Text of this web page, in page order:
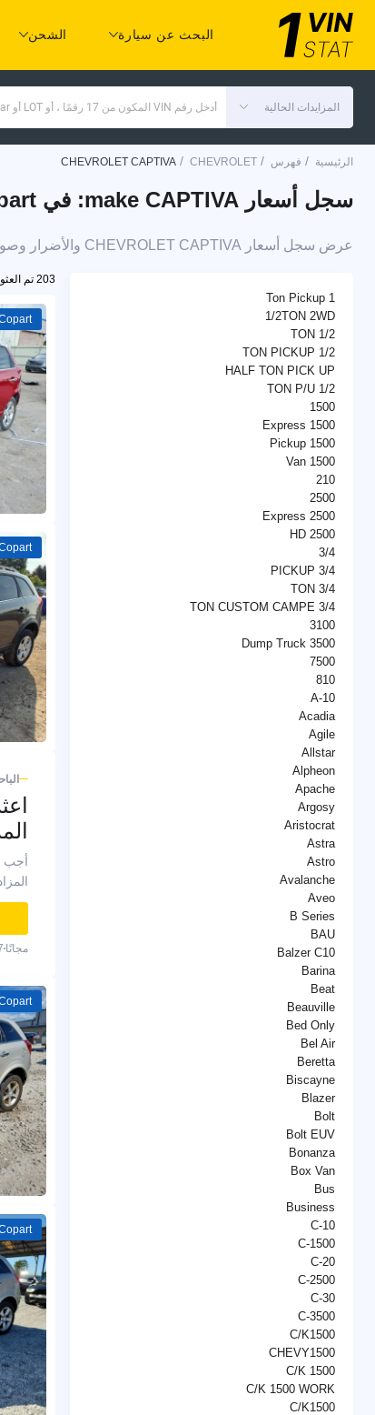
البحث عن سيارة الشحن
المزايدات الحالية أدخل رقم VIN المكون من 17 رقمًا ، أو LOT أو Make Model Year
الرئيسية / فهرس /
CHEVROLET
/
CHEVROLET CAPTIVA
سجل أسعار make CAPTIVA: في Copart و IAAI
عرض سجل أسعار CHEVROLET CAPTIVA والأضرار وصور المركبة في مزادات التأمين على السيارات
1 Ton Pickup
1/2TON 2WD
1/2 TON
1/2 TON PICKUP
HALF TON PICK UP
1/2 TON P/U
1500
1500 Express
1500 Pickup
1500 Van
210
2500
2500 Express
2500 HD
3/4
3/4 PICKUP
3/4 TON
3/4 TON CUSTOM CAMPE
3100
3500 Dump Truck
7500
810
A-10
Acadia
Agile
Allstar
Alpheon
Apache
Argosy
Aristocrat
Astra
Astro
Avalanche
Aveo
B Series
BAU
Balzer C10
Barina
Beat
Beauville
Bed Only
Bel Air
Beretta
Biscayne
Blazer
Bolt
Bolt EUV
Bonanza
Box Van
Bus
Business
C-10
C-1500
C-20
C-2500
C-30
C-3500
C/K1500
CHEVY1500
C/K 1500
C/K 1500 WORK
C/K1500
203 تم العثور على مركبات
مجانًا 7